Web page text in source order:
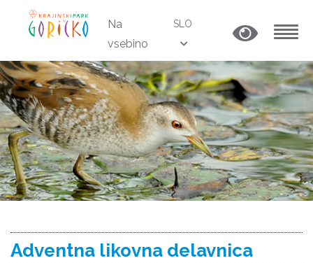
Na
vsebino
SLO
Adventna likovna delavnica